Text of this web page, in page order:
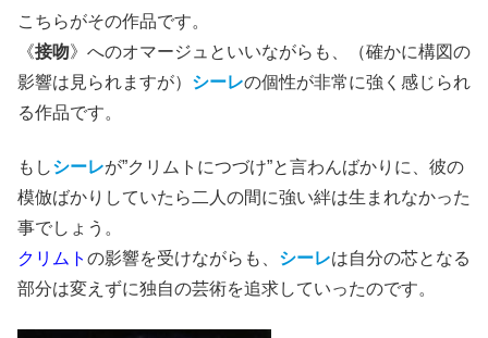
こちらがその作品です。
《接吻》へのオマージュといいながらも、（確かに構図の
影響は見られますが） シーレの個性が非常に強く感じられ
る作品です。
もしシーレが”クリムトにつづけ”と言わんばかりに、彼の
模倣ばかりしていたら二人の間に強い絆は生まれなかった
事でしょう。
クリムト の影響を受けながらも、 シーレは自分の芯となる
部分は変えずに独自の芸術を追求していったのです。